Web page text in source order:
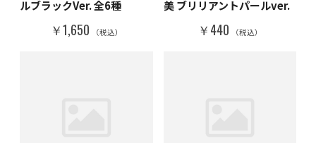
ルブラックVer. 全6種
￥1,650 （税込）
美 ブリリアントパールver.
￥440 （税込）